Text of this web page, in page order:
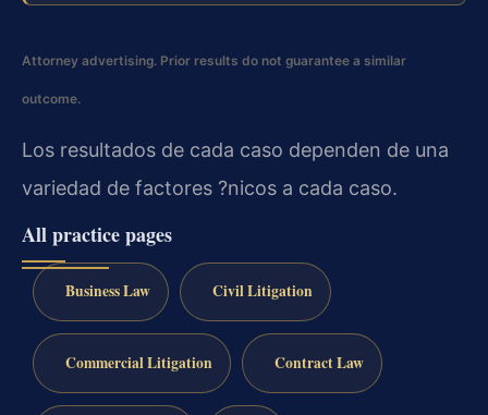
Attorney advertising. Prior results do not guarantee a similar
outcome.
Los resultados de cada caso dependen de una
variedad de factores ?nicos a cada caso.
All practice pages
Business Law Civil Litigation
Commercial Litigation Contract Law